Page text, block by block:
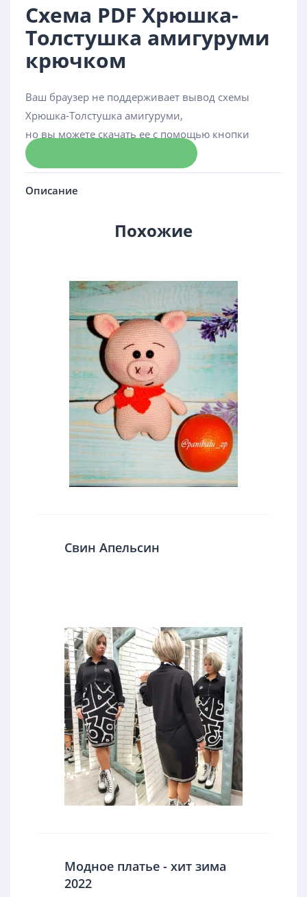
Схема PDF Хрюшка-
Толстушка амигуруми
крючком
Ваш браузер не поддерживает вывод схемы
Хрюшка-Толстушка амигуруми,
но вы можете скачать ее с помощью кнопки
Описание
Похожие
Свин Апельсин
Модное платье - хит зима
2022